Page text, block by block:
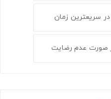
سریعترین زمان
صورت عدم رضایت